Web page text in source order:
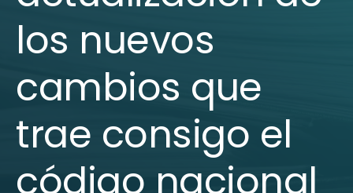
los nuevos
cambios que
trae consigo el
código nacional